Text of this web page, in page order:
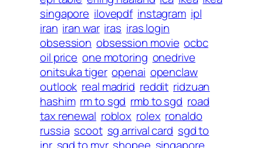
singapore ilovepdf instagram ipl
iran iran war iras iras login
obsession obsession movie ocbc
oil price one motoring onedrive
onitsuka tiger openai openclaw
outlook real madrid reddit ridzuan
hashim rm to sgd rmb to sgd road
tax renewal roblox rolex ronaldo
russia scoot sg arrival card sgd to
inr sgd to myr shopee singapore